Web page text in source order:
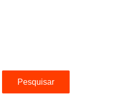
Pesquisar